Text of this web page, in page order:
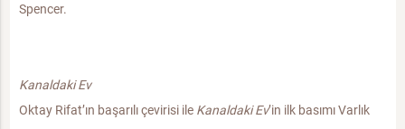
Spencer.
Kanaldaki Ev
Oktay Rifat’ın başarılı çevirisi ile Kanaldaki Ev’in ilk basımı Varlık